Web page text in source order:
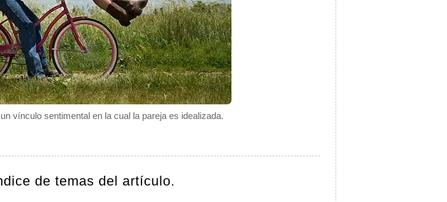
vínculo sentimental en la cual la pareja es idealizada.
de temas del artículo.